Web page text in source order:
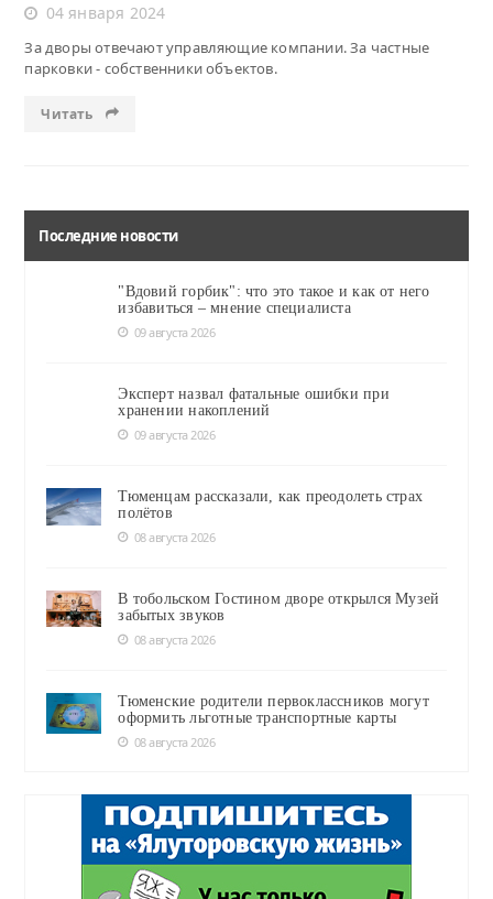
04 января 2024
За дворы отвечают управляющие компании. За частные
парковки - собственники объектов.
Читать
Последние новости
"Вдовий горбик": что это такое и как от него
избавиться – мнение специалиста
09 августа 2026
Эксперт назвал фатальные ошибки при
хранении накоплений
09 августа 2026
Тюменцам рассказали, как преодолеть страх
полётов
08 августа 2026
В тобольском Гостином дворе открылся Музей
забытых звуков
08 августа 2026
Тюменские родители первоклассников могут
оформить льготные транспортные карты
08 августа 2026